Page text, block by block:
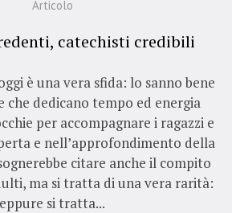
Articolo
catechisti credibili
è una vera sfida: lo sanno bene
che dedicano tempo ed energia
per accompagnare i ragazzi e
e nell’approfondimento della
citare anche il compito
ma si tratta di una vera rarità:
eppure si tratta...